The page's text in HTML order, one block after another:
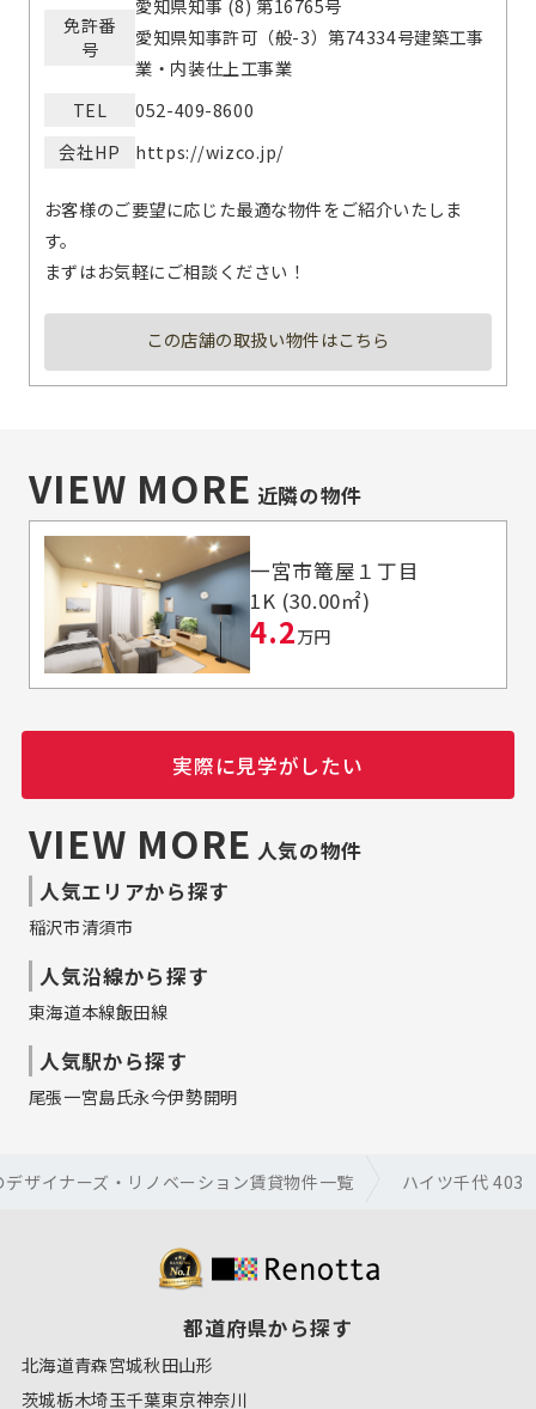
免許番
号
愛知県知事 (8) 第16765号
愛知県知事許可（般-3）第74334号建築工事
業・内装仕上工事業
TEL
052-409-8600
会社HP
https://wizco.jp/
お客様のご要望に応じた最適な物件をご紹介いたしま
す。
まずはお気軽にご相談ください！
この店舗の取扱い物件はこちら
VIEW MORE 近隣の物件
一宮市篭屋１丁目
1K (30.00㎡)
4.2万円
実際に見学がしたい
VIEW MORE 人気の物件
人気エリアから探す
稲沢市清須市
人気沿線から探す
東海道本線飯田線
人気駅から探す
尾張一宮島氏永今伊勢開明
デザイナーズ・リノベーション賃貸物件一覧 ハイツ千代 403
都道府県から探す
北海道青森宮城秋田山形
茨城栃木埼玉千葉東京神奈川